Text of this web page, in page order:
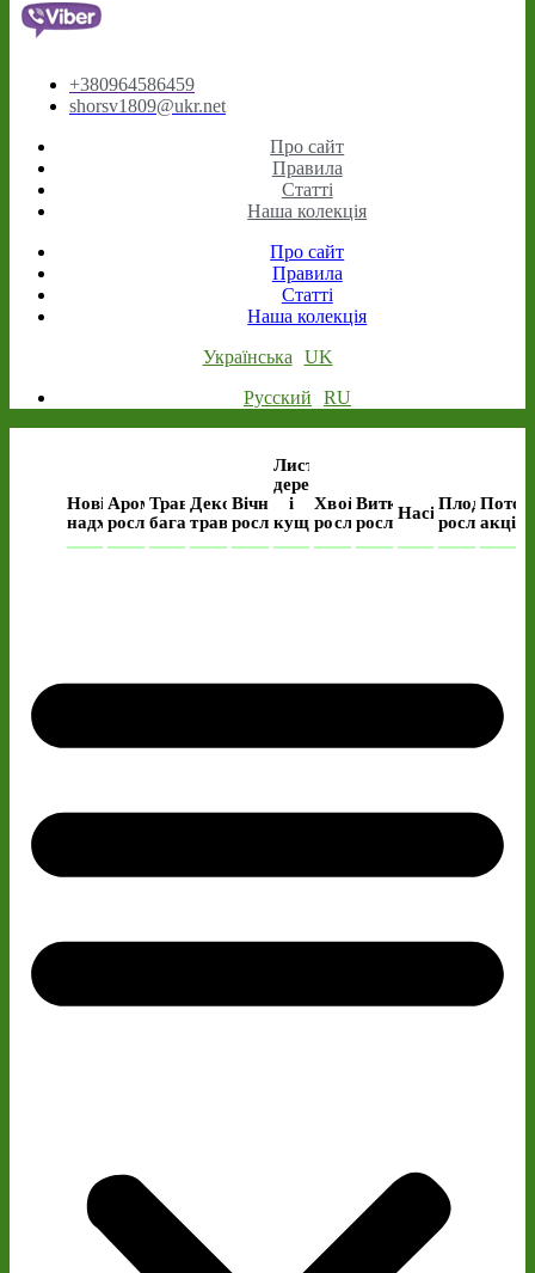
+380964586459
shorsv1809@ukr.net
Про сайт
Правила
Статті
Наша колекція
Про сайт
Правила
Статті
Наша колекція
Українська
UK
Русский
RU
Нові
надходження
Ароматичні
рослини
Трав’янисті
багаторічні
Декоративні
трави
Вічнозелені
рослини
Листяні
дерева
і
кущі
Хвойні
рослини
Виткі
рослиниНасінняПлодові
рослини
акція